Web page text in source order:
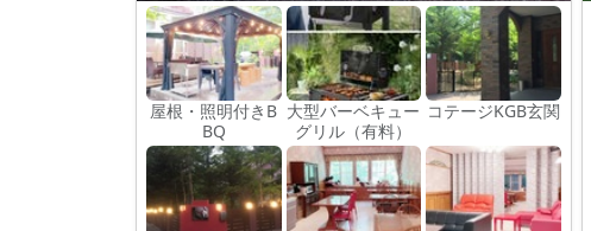
屋根・照明付きB
BQ
大型バーベキュー
グリル（有料）
コテージKGB玄関